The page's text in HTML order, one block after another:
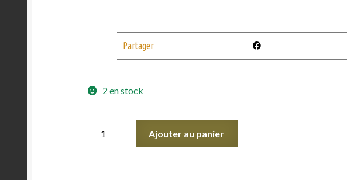
Partager
2 en stock
Ajouter au panier